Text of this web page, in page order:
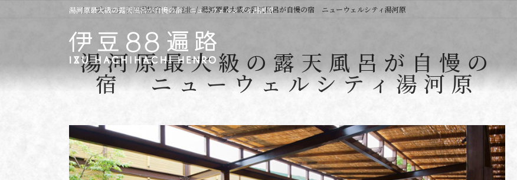
へ
ス
ョ
ン
湯河原最大級の露天風呂が自慢の宿 ニューウェルシティ湯河原
トップページ 厳選旅宿 伊豆北 湯河原最大級の露天風呂が自慢の宿 ニューウェルシティ湯河原
湯河原最大級の露天風呂が自慢の
宿 ニューウェルシティ湯河原